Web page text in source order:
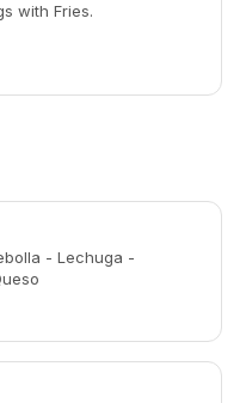
with Fries.
- Lechuga -